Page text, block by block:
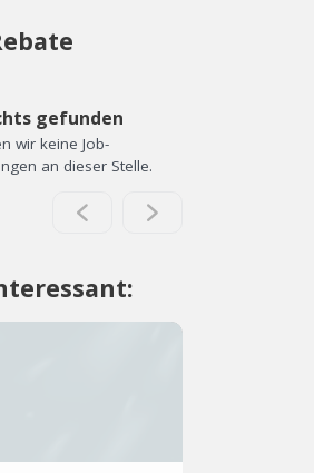
gefunden
wir keine Job-
an dieser Stelle.